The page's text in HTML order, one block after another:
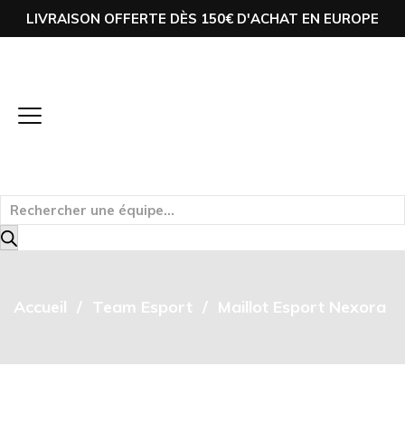
LIVRAISON OFFERTE DÈS 150€ D'ACHAT EN EUROPE
Accueil Team Esport Maillot Esport Nexora